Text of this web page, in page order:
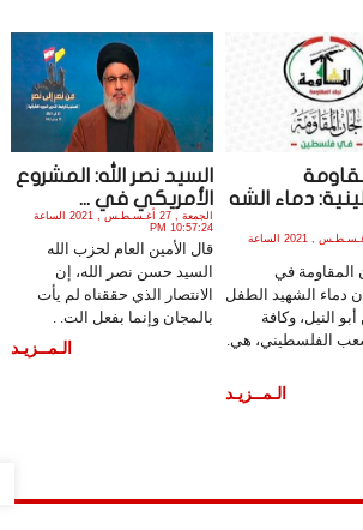
دماء الشه
السبت , 28 أغـسـطـس , 2021 الساعة
المقاومة في
دماء الشهيد الطفل
النيل، وكافة
الفلسطيني، هي.
الـمــزيـد
السيد نصر الله: المشروع
الأمريكي في ...
الجمعة , 27 أغـسـطـس , 2021 الساعة
10:57:24 PM
قال الأمين العام لحزب الله
السيد حسن نصر الله، إن
الانتصار الذي حققناه لم يأت
بالمجان وإنما بفعل الت. .
الـمــزيـد